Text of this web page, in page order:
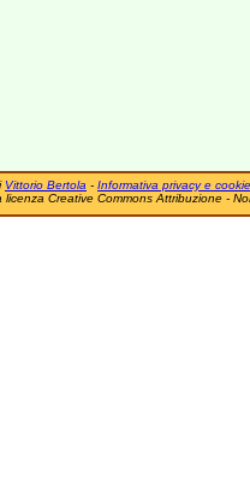
Vittorio Bertola - Informativa privacy e cookie
Creative Commons Attribuzione -